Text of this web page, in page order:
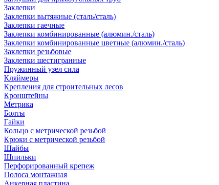
Заклепки
Заклепки вытяжные (сталь/сталь)
Заклепки гаечные
Заклепки комбинированные (алюмин./сталь)
Заклепки комбинированные цветные (алюмин./сталь)
Заклепки резьбовые
Заклепки шестигранные
Пружинный узел сила
Кляймеры
Крепления для строительных лесов
Кронштейны
Метрика
Болты
Гайки
Кольцо с метрической резьбой
Крюки с метрической резьбой
Шайбы
Шпильки
Перфорированный крепеж
Полоса монтажная
Анкерная пластина